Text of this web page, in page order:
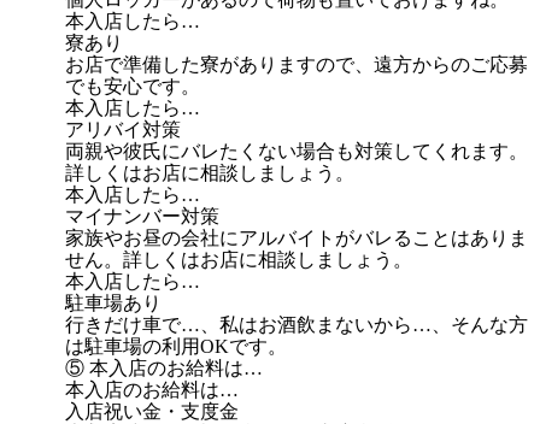
本入店したら…
寮あり
お店で準備した寮がありますので、遠方からのご応募
でも安心です。
本入店したら…
アリバイ対策
両親や彼氏にバレたくない場合も対策してくれます。
詳しくはお店に相談しましょう。
本入店したら…
マイナンバー対策
家族やお昼の会社にアルバイトがバレることはありま
せん。詳しくはお店に相談しましょう。
本入店したら…
駐車場あり
行きだけ車で…、私はお酒飲まないから…、そんな方
は駐車場の利用OKです。
⑤ 本入店のお給料は…
本入店のお給料は…
入店祝い金・支度金